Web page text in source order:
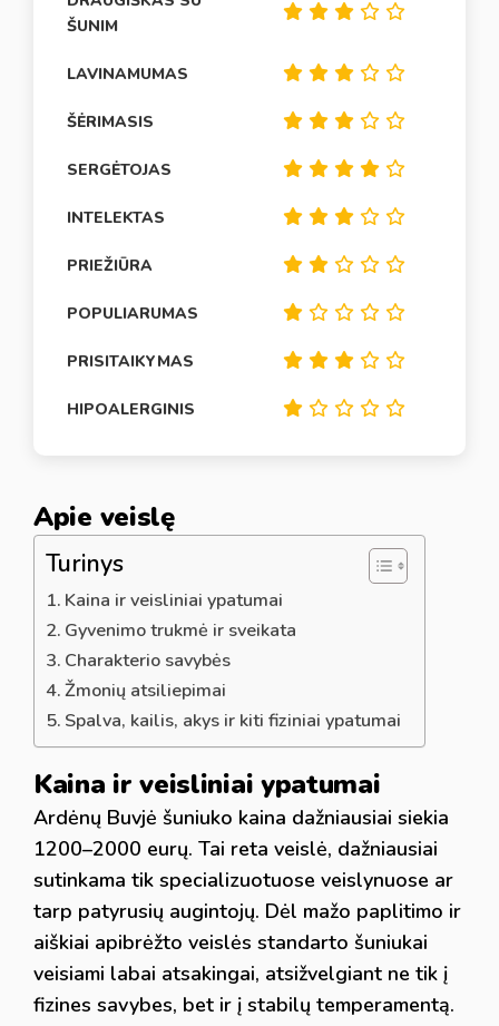
ŠUNIM
LAVINAMUMAS
ŠĖRIMASIS
SERGĖTOJAS
INTELEKTAS
PRIEŽIŪRA
POPULIARUMAS
PRISITAIKYMAS
HIPOALERGINIS
Apie veislę
Turinys
Kaina ir veisliniai ypatumai
Gyvenimo trukmė ir sveikata
Charakterio savybės
Žmonių atsiliepimai
Spalva, kailis, akys ir kiti fiziniai ypatumai
Kaina ir veisliniai ypatumai
Ardėnų Buvjė šuniuko kaina dažniausiai siekia
1200–2000 eurų. Tai reta veislė, dažniausiai
sutinkama tik specializuotuose veislynuose ar
tarp patyrusių augintojų. Dėl mažo paplitimo ir
aiškiai apibrėžto veislės standarto šuniukai
veisiami labai atsakingai, atsižvelgiant ne tik į
fizines savybes, bet ir į stabilų temperamentą.